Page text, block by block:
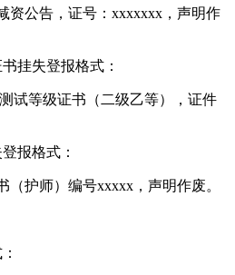
资公告，证号：xxxxxxx，声明作
挂失登报格式：
试等级证书（二级乙等），证件
报格式：
（护师）编号xxxxx，声明作废。